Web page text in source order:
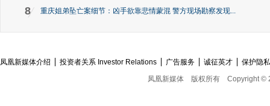
8 重庆姐弟坠亡案细节：凶手欲靠悲情蒙混 警方现场勘察发现...
凤凰新媒体介绍 投资者关系 Investor Relations 广告服务 诚征英才
保护隐
凤凰新媒体
版权所有 Copyright ©